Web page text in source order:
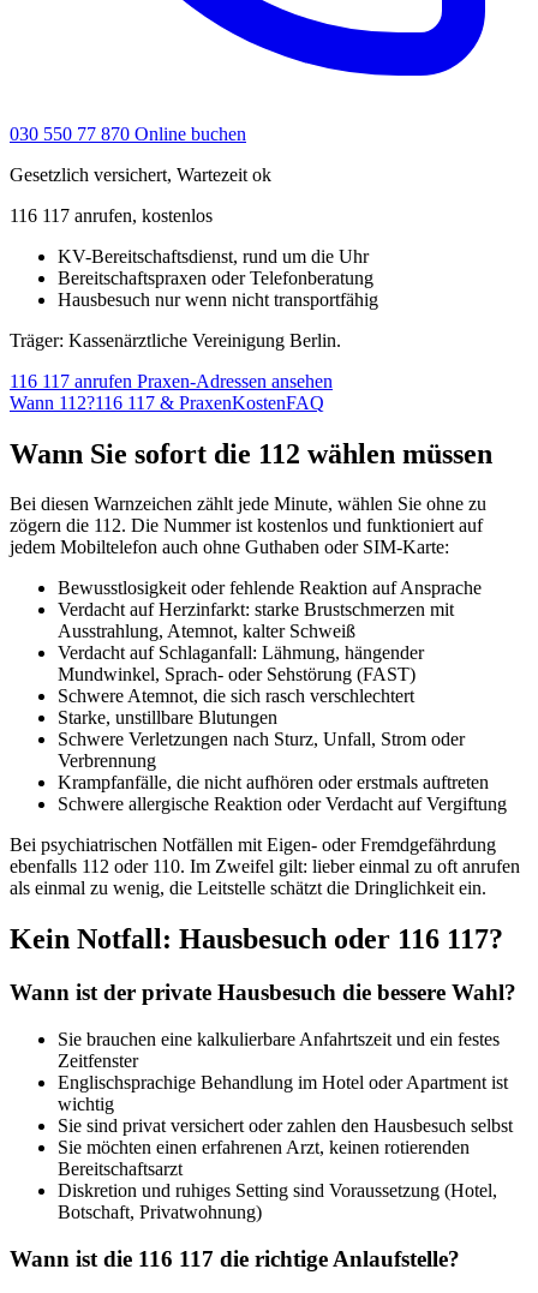
030 550 77 870 Online buchen
Gesetzlich versichert, Wartezeit ok
116 117 anrufen, kostenlos
KV-Bereitschaftsdienst, rund um die Uhr
Bereitschaftspraxen oder Telefonberatung
Hausbesuch nur wenn nicht transportfähig
Träger: Kassenärztliche Vereinigung Berlin.
116 117 anrufen Praxen-Adressen ansehen
Wann 112?116 117 & PraxenKostenFAQ
Wann Sie sofort die 112 wählen müssen
Bei diesen Warnzeichen zählt jede Minute, wählen Sie ohne zu
zögern die 112. Die Nummer ist kostenlos und funktioniert auf
jedem Mobiltelefon auch ohne Guthaben oder SIM-Karte:
Bewusstlosigkeit oder fehlende Reaktion auf Ansprache
Verdacht auf Herzinfarkt: starke Brustschmerzen mit
Ausstrahlung, Atemnot, kalter Schweiß
Verdacht auf Schlaganfall: Lähmung, hängender
Mundwinkel, Sprach- oder Sehstörung (FAST)
Schwere Atemnot, die sich rasch verschlechtert
Starke, unstillbare Blutungen
Schwere Verletzungen nach Sturz, Unfall, Strom oder
Verbrennung
Krampfanfälle, die nicht aufhören oder erstmals auftreten
Schwere allergische Reaktion oder Verdacht auf Vergiftung
Bei psychiatrischen Notfällen mit Eigen- oder Fremdgefährdung
ebenfalls 112 oder 110. Im Zweifel gilt: lieber einmal zu oft anrufen
als einmal zu wenig, die Leitstelle schätzt die Dringlichkeit ein.
Kein Notfall: Hausbesuch oder 116 117?
Wann ist der private Hausbesuch die bessere Wahl?
Sie brauchen eine kalkulierbare Anfahrtszeit und ein festes
Zeitfenster
Englischsprachige Behandlung im Hotel oder Apartment ist
wichtig
Sie sind privat versichert oder zahlen den Hausbesuch selbst
Sie möchten einen erfahrenen Arzt, keinen rotierenden
Bereitschaftsarzt
Diskretion und ruhiges Setting sind Voraussetzung (Hotel,
Botschaft, Privatwohnung)
Wann ist die 116 117 die richtige Anlaufstelle?